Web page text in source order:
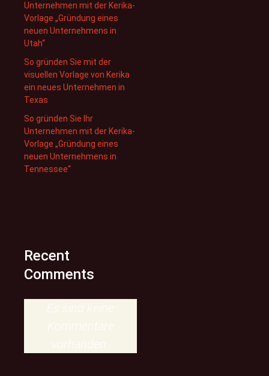
Unternehmen mit der Kerika-
Vorlage „Gründung eines
neuen Unternehmens in
Utah“
So gründen Sie mit der
visuellen Vorlage von Kerika
ein neues Unternehmen in
Texas
So gründen Sie Ihr
Unternehmen mit der Kerika-
Vorlage „Gründung eines
neuen Unternehmens in
Tennessee“
Recent
Comments
Es sind keine
Kommentare
vorhanden.